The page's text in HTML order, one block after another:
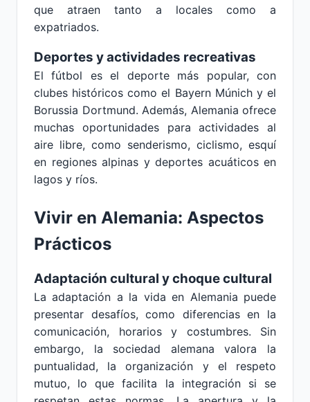
que atraen tanto a locales como a
expatriados.
Deportes y actividades recreativas
El fútbol es el deporte más popular, con
clubes históricos como el Bayern Múnich y el
Borussia Dortmund. Además, Alemania ofrece
muchas oportunidades para actividades al
aire libre, como senderismo, ciclismo, esquí
en regiones alpinas y deportes acuáticos en
lagos y ríos.
Vivir en Alemania: Aspectos
Prácticos
Adaptación cultural y choque cultural
La adaptación a la vida en Alemania puede
presentar desafíos, como diferencias en la
comunicación, horarios y costumbres. Sin
embargo, la sociedad alemana valora la
puntualidad, la organización y el respeto
mutuo, lo que facilita la integración si se